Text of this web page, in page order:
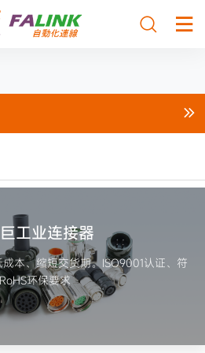
 

工业连接器
本、缩短交货期。ISO9001认证、符
环保要求